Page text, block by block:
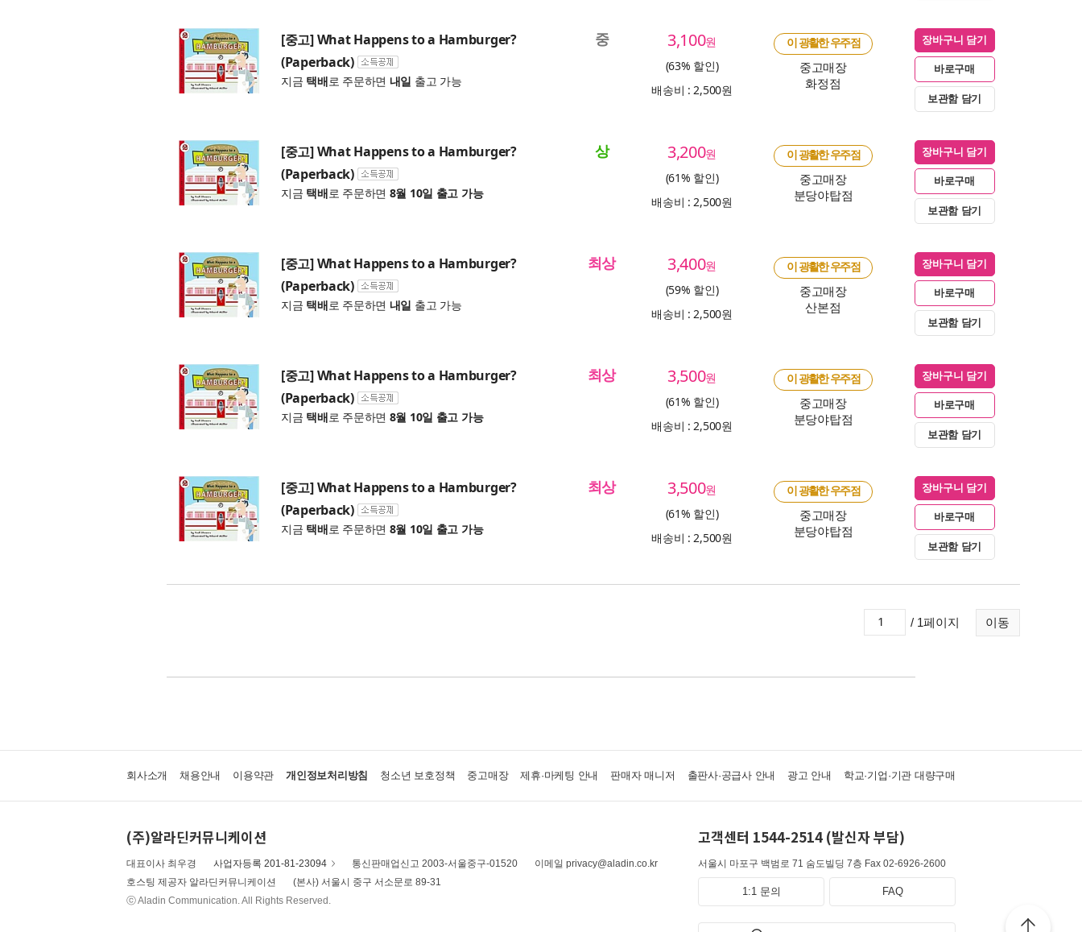
[중고] What Happens to a Hamburger?
(Paperback)
지금 택배로 주문하면 내일 출고 가능
중 3,100원
(63% 할인)
배송비 : 2,500원
이 광활한 우주점
중고매장
화정점
장바구니 담기
바로구매
보관함 담기
[중고] What Happens to a Hamburger?
(Paperback)
지금 택배로 주문하면 8월 10일 출고 가능
상 3,200원
(61% 할인)
배송비 : 2,500원
이 광활한 우주점
중고매장
분당야탑점
장바구니 담기
바로구매
보관함 담기
[중고] What Happens to a Hamburger?
(Paperback)
지금 택배로 주문하면 내일 출고 가능
최상 3,400원
(59% 할인)
배송비 : 2,500원
이 광활한 우주점
중고매장
산본점
장바구니 담기
바로구매
보관함 담기
[중고] What Happens to a Hamburger?
(Paperback)
지금 택배로 주문하면 8월 10일 출고 가능
최상 3,500원
(61% 할인)
배송비 : 2,500원
이 광활한 우주점
중고매장
분당야탑점
장바구니 담기
바로구매
보관함 담기
[중고] What Happens to a Hamburger?
(Paperback)
지금 택배로 주문하면 8월 10일 출고 가능
최상 3,500원
(61% 할인)
배송비 : 2,500원
이 광활한 우주점
중고매장
분당야탑점
장바구니 담기
바로구매
보관함 담기
이동
/ 1페이지
회사소개 채용안내 이용약관 개인정보처리방침 청소년 보호정책 중고매장 제휴·마케팅 안내 판매자 매니저 출판사·공급사 안내 광고 안내 학교·기업·기관 대량구매
(주)알라딘커뮤니케이션
대표이사 최우경 사업자등록 201-81-23094 통신판매업신고 2003-서울중구-01520
이메일 privacy@aladin.co.kr
호스팅 제공자 알라딘커뮤니케이션
(본사) 서울시 중구 서소문로 89-31
ⓒ Aladin Communication. All Rights Reserved.
고객센터 1544-2514 (발신자 부담)
서울시 마포구 백범로 71 숨도빌딩 7층 Fax 02-6926-2600
1:1 문의 FAQ